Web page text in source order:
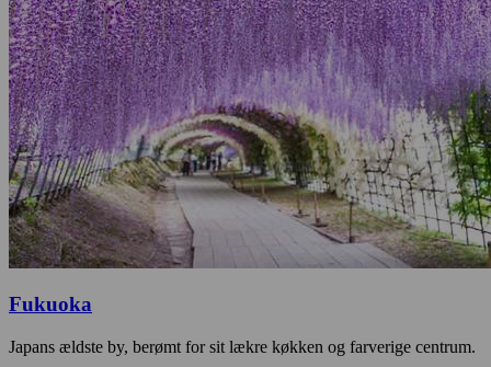
Fukuoka
Japans ældste by, berømt for sit lækre køkken og farverige centrum.